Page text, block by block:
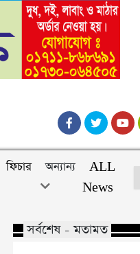
ফিচার অন্যান্য
ALL
News
সর্বশেষ - মতামত